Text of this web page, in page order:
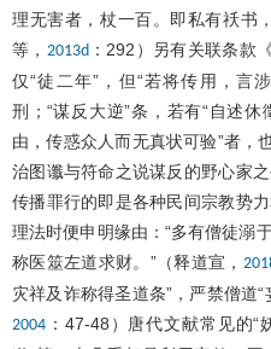
理无害者，杖一百。即私有祅书
等， 2013d：292）另有关联条款
仅“徒二年”，但“若将传用，言
刑；“谋反大逆”条，若有“自述
由，传惑众人而无真状可验”者，
治图谶与符命之说谋反的野心家
传播罪行的即是各种民间宗教势
理法时便申明缘由：“多有僧徒溺
称医筮左道求财。”（释道宣，
灾祥及诈称得圣道条”，严禁僧道
2004 ：47-48）唐代文献常见的“